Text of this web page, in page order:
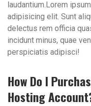
laudantium.Lorem
adipisicing elit. Sunt
delectus rem officia
incidunt minus, quae
perspiciatis adipisci!
How Do I
Hosting